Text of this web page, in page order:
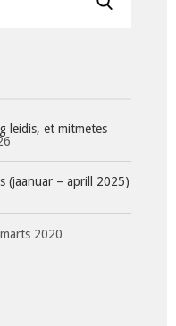
leidis, et mitmetes
(jaanuar – aprill 2025)
2020